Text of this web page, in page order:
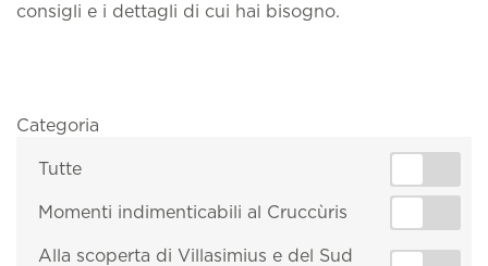
consigli e i dettagli di cui hai bisogno.
Categoria
Tutte
Momenti indimenticabili al Cruccùris
Alla scoperta di Villasimius e del Sud